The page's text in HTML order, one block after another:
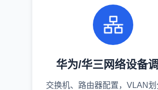
华为/华三网络设备
交换机、路由器配置，VLAN